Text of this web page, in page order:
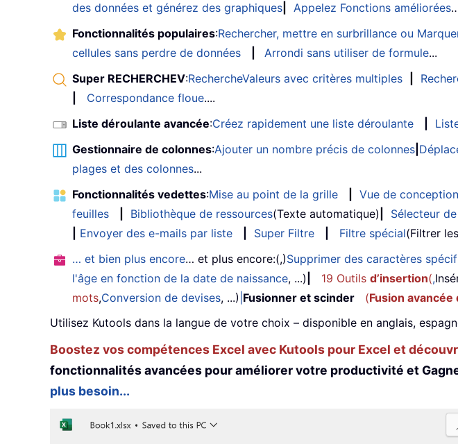
des données et générez des graphiques
Appelez Fonctions améliorées
Fonctionnalités populaires:Rechercher, mettre en surbrillance ou
cellules sans perdre de données
Arrondi sans utiliser de formule...
Super RECHERCHEV:RechercheValeurs avec critères multiples
Correspondance floue....
Liste déroulante avancée:Créez rapidement une liste déroulante
Gestionnaire de colonnes:Ajouter un nombre précis de colonnes
plages et des colonnes...
Fonctionnalités vedettes:Mise au point de la grille Vue de conception
feuilles
Bibliothèque de ressources(Texte automatique) Sélecteur
Envoyer des e-mails par liste Super Filtre Filtre spécial(Filtrer
… et bien plus encore… et plus encore:(,)Supprimer des caractères
l'âge en fonction de la date de naissance, ...) 19 Outils d’insertion(,
mots,Conversion de devises, ...) Fusionner et scinder (Fusion avancée
Utilisez Kutools dans la langue de votre choix – disponible en anglais,
Boostez vos compétences Excel avec Kutools pour Excel et
fonctionnalités avancées pour améliorer votre productivité et
plus besoin...